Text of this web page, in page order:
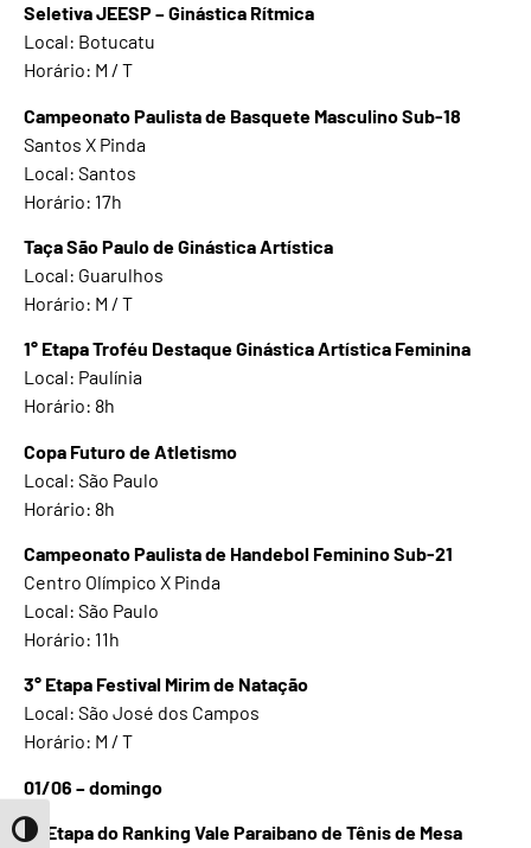
Toggle High Contrast
Seletiva JEESP – Ginástica Rítmica
Local: Botucatu
Horário: M / T
Campeonato Paulista de Basquete Masculino Sub-18
Santos X Pinda
Local: Santos
Horário: 17h
Taça São Paulo de Ginástica Artística
Local: Guarulhos
Horário: M / T
1° Etapa Troféu Destaque Ginástica Artística Feminina
Local: Paulínia
Horário: 8h
Copa Futuro de Atletismo
Local: São Paulo
Horário: 8h
Campeonato Paulista de Handebol Feminino Sub-21
Centro Olímpico X Pinda
Local: São Paulo
Horário: 11h
3° Etapa Festival Mirim de Natação
Local: São José dos Campos
Horário: M / T
01/06 – domingo
4° Etapa do Ranking Vale Paraibano de Tênis de Mesa